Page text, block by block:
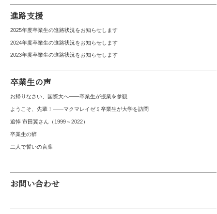
進路支援
2025年度卒業生の進路状況をお知らせします
2024年度卒業生の進路状況をお知らせします
2023年度卒業生の進路状況をお知らせします
卒業生の声
お帰りなさい、国際大へ――卒業生が授業を参観
ようこそ、先輩！――マクマレイゼミ卒業生が大学を訪問
追悼 市田翼さん（1999～2022）
卒業生の辞
二人で誓いの言葉
お問い合わせ